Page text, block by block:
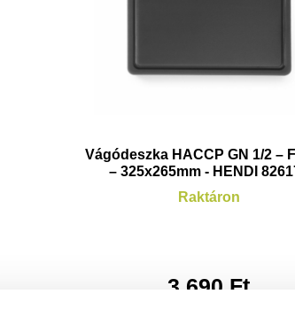
Vágódeszka HACCP GN 1/2 –
– 325x265mm - HENDI
Raktáron
3.690 Ft